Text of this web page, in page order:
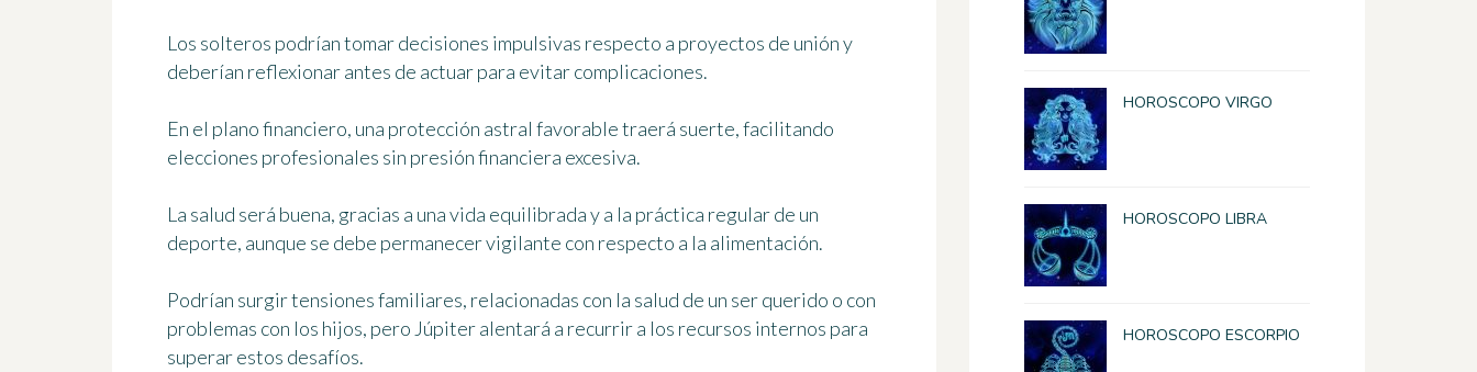
Los solteros podrían tomar decisiones impulsivas respecto a proyectos de unión y
deberían reflexionar antes de actuar para evitar complicaciones.
En el plano financiero, una protección astral favorable traerá suerte, facilitando
elecciones profesionales sin presión financiera excesiva.
La salud será buena, gracias a una vida equilibrada y a la práctica regular de un
deporte, aunque se debe permanecer vigilante con respecto a la alimentación.
Podrían surgir tensiones familiares, relacionadas con la salud de un ser querido o con
problemas con los hijos, pero Júpiter alentará a recurrir a los recursos internos para
superar estos desafíos.
HOROSCOPO VIRGO
HOROSCOPO LIBRA
HOROSCOPO ESCORPIO